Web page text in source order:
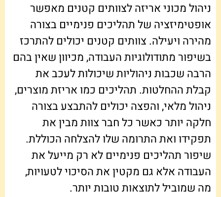
ניהול מכוני אריזה לצוותים קטנים מאפשר
אופטימיזציה של תהליכים פנימיים בצורה
מהירה ויעילה. צוותים קטנים יכולים להתרכז
בשיפור מתודולוגיות העבודה, מכיוון שאין בהם
הרבה שכבות ניהוליות שיכולות לעכב את
קבלת ההחלטות. תהליכים כמו אריזת מוצרים,
ניהול מלאי, והפצה יכולים להתבצע בצורה
חלקה יותר כאשר כל חבר צוות מבין את
תפקידו ואת התרומה שלו להצלחה הכוללת.
שיפור תהליכים פנימיים לא רק מייעל את
העבודה אלא גם מקטין את הסיכוי לטעויות,
מה שמוביל לתוצאות טובות יותר.